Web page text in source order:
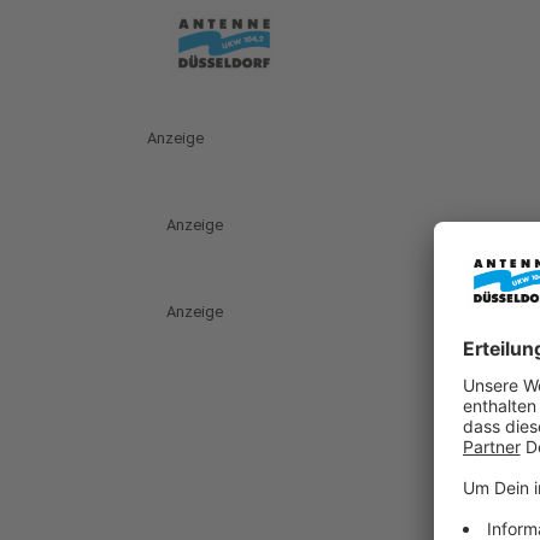
Anzeige
Anzeige
Anzeige